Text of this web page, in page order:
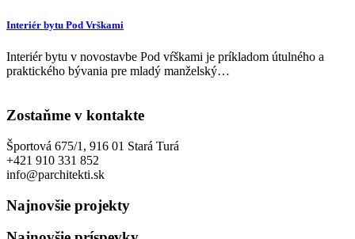
Interiér bytu Pod Vrškami
Interiér bytu v novostavbe Pod vŕškami je príkladom útulného a
praktického bývania pre mladý manželský…
Zostaňme v kontakte
Športová 675/1, 916 01 Stará Turá
+421 910 331 852
info@parchitekti.sk
Najnovšie projekty